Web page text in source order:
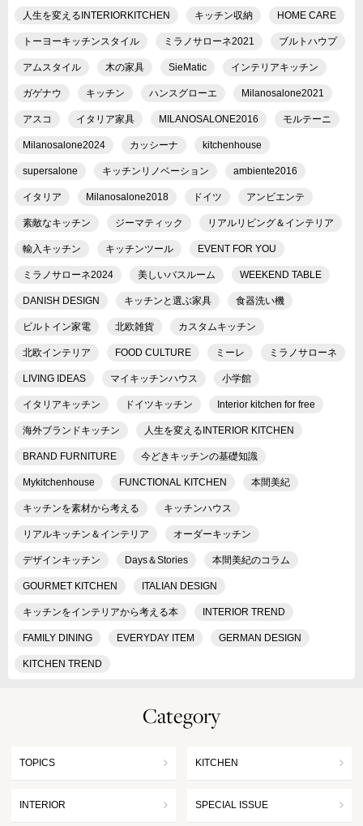
人生を変えるINTERIORKITCHEN キッチン収納 HOME CARE
トーヨーキッチンスタイル ミラノサローネ2021 ブルトハウプ
アムスタイル 木の家具 SieMatic インテリアキッチン
ガゲナウ キッチン ハンスグローエ Milanosalone2021
アスコ イタリア家具 MILANOSALONE2016 モルテーニ
Milanosalone2024 カッシーナ kitchenhouse
supersalone キッチンリノベーション ambiente2016
イタリア Milanosalone2018 ドイツ アンビエンテ
素敵なキッチン ジーマティック リアルリビング＆インテリア
輸入キッチン キッチンツール EVENT FOR YOU
ミラノサローネ2024 美しいバスルーム WEEKEND TABLE
DANISH DESIGN キッチンと選ぶ家具 食器洗い機
ビルトイン家電 北欧雑貨 カスタムキッチン
北欧インテリア FOOD CULTURE ミーレ ミラノサローネ
LIVING IDEAS マイキッチンハウス 小学館
イタリアキッチン ドイツキッチン Interior kitchen for free
海外ブランドキッチン 人生を変えるINTERIOR KITCHEN
BRAND FURNITURE 今どきキッチンの基礎知識
Mykitchenhouse FUNCTIONAL KITCHEN 本間美紀
キッチンを素材から考える キッチンハウス
リアルキッチン＆インテリア オーダーキッチン
デザインキッチン Days＆Stories 本間美紀のコラム
GOURMET KITCHEN ITALIAN DESIGN
キッチンをインテリアから考える本 INTERIOR TREND
FAMILY DINING EVERYDAY ITEM GERMAN DESIGN
KITCHEN TREND
Category
TOPICS KITCHEN
INTERIOR SPECIAL ISSUE